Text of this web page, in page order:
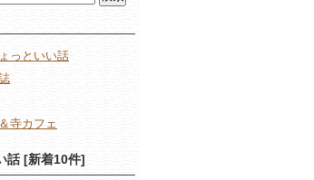
っといい話
寺カフェ
話 [新着10件]